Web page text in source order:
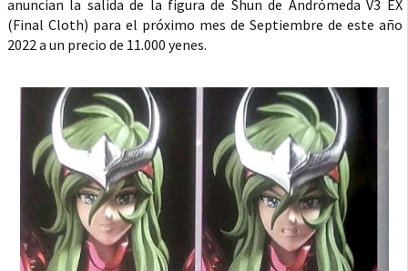
anuncian la salida de la figura de Shun de Andrómeda V3 EX
(Final Cloth) para el próximo mes de Septiembre de este año
2022 a un precio de 11.000 yenes.